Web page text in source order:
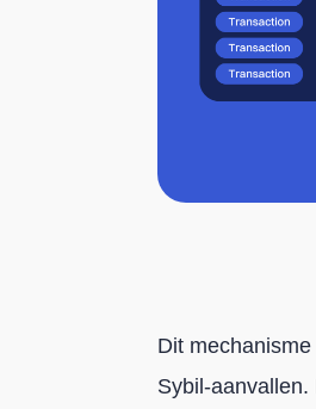
Dit
Sybil-